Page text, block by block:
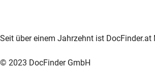
zur DocFinder-Startseite
logo icon
Seit über einem Jahrzehnt ist
© 2023 DocFinder GmbH